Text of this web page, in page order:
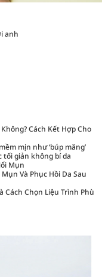
anh
Cách Kết Hợp Cho
mịn như ‘búp măng’
tối giản không bí da
Mụn
Và Phục Hồi Da Sau
Cách Chọn Liệu Trình Phù